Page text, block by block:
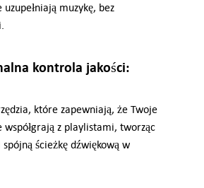
muzykę, bez
kontrola jakości:
które zapewniają, że Twoje
współgrają z playlistami, tworząc
ścieżkę dźwiękową w